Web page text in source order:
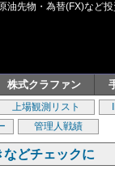
先物・為替(FX)など
株式クラファン
上場観測リスト
管理人戦績
などチェックに